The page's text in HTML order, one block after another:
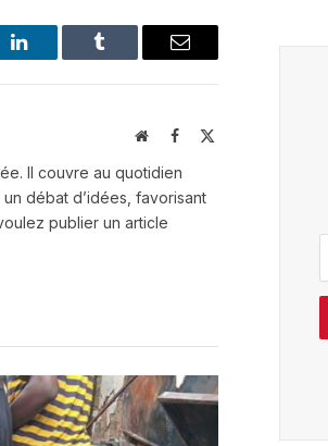
LinkedIn Tumblr Email
WebsiteFacebook
X
Il couvre au quotidien
débat d’idées, favorisant
publier un article